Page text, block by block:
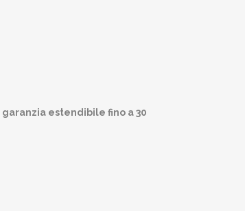
garanzia estendibile fino a 30